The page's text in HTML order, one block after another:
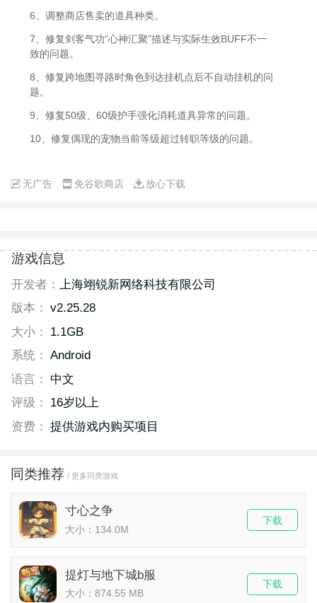
6、调整商店售卖的道具种类。
7、修复剑客气功“心神汇聚”描述与实际生效BUFF不一
致的问题。
8、修复跨地图寻路时角色到达挂机点后不自动挂机的问
题。
9、修复50级、60级护手强化消耗道具异常的问题。
10、修复偶现的宠物当前等级超过转职等级的问题。
无广告 免谷歌商店 放心下载
游戏信息
开发者： 上海翊锐新网络科技有限公司
版本： v2.25.28
大小：
1.1GB
系统： Android
语言：
中文
评级：
16岁以上
资费： 提供游戏内购买项目
同类推荐 / 更多同类游戏
寸心之争
大小：134.0M
下载
提灯与地下城b服
大小：874.55 MB
下载